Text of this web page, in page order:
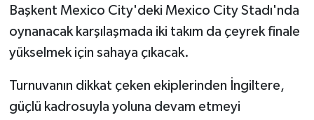
Başkent Mexico City'deki Mexico City Stadı'nda
oynanacak karşılaşmada iki takım da çeyrek finale
yükselmek için sahaya çıkacak.
Turnuvanın dikkat çeken ekiplerinden İngiltere,
güçlü kadrosuyla yoluna devam etmeyi